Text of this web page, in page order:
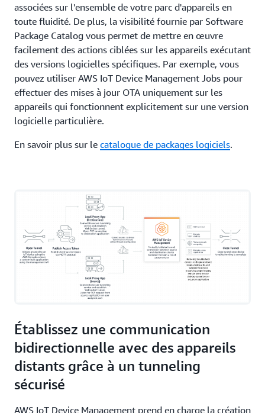
associées sur l'ensemble de votre parc d'appareils en
toute fluidité. De plus, la visibilité fournie par Software
Package Catalog vous permet de mettre en œuvre
facilement des actions ciblées sur les appareils exécutant
des versions logicielles spécifiques. Par exemple, vous
pouvez utiliser AWS IoT Device Management Jobs pour
effectuer des mises à jour OTA uniquement sur les
appareils qui fonctionnent explicitement sur une version
logicielle particulière.
En savoir plus sur le catalogue de packages logiciels.
Établissez une communication
bidirectionnelle avec des appareils
distants grâce à un tunneling
sécurisé
AWS IoT Device Management prend en charge la création